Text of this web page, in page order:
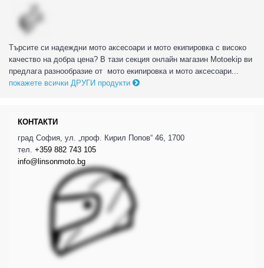
Търсите си надеждни мото аксесоари и мото екипировка с високо
качество на добра цена? В тази секция онлайн магазин Motoekip ви
предлага разнообразие от мото екипировка и мото аксесоари...
покажете всички ДРУГИ продукти
КОНТАКТИ
град София, ул. „проф. Кирил Попов“ 46, 1700
тел. +359 882 743 105
info@linsonmoto.bg